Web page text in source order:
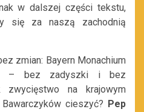
w dalszej części tekstu,
się za naszą zachodnią
zmian: Bayern Monachium
– bez zadyszki i bez
zwycięstwo na krajowym
cieszyć? Pep